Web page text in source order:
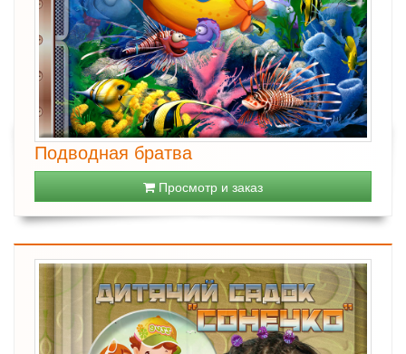
Подводная братва
Просмотр и заказ